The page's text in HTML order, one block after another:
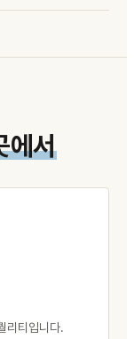
에서
리티입니다.